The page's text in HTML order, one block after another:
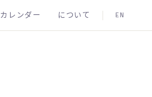
カレンダー について EN